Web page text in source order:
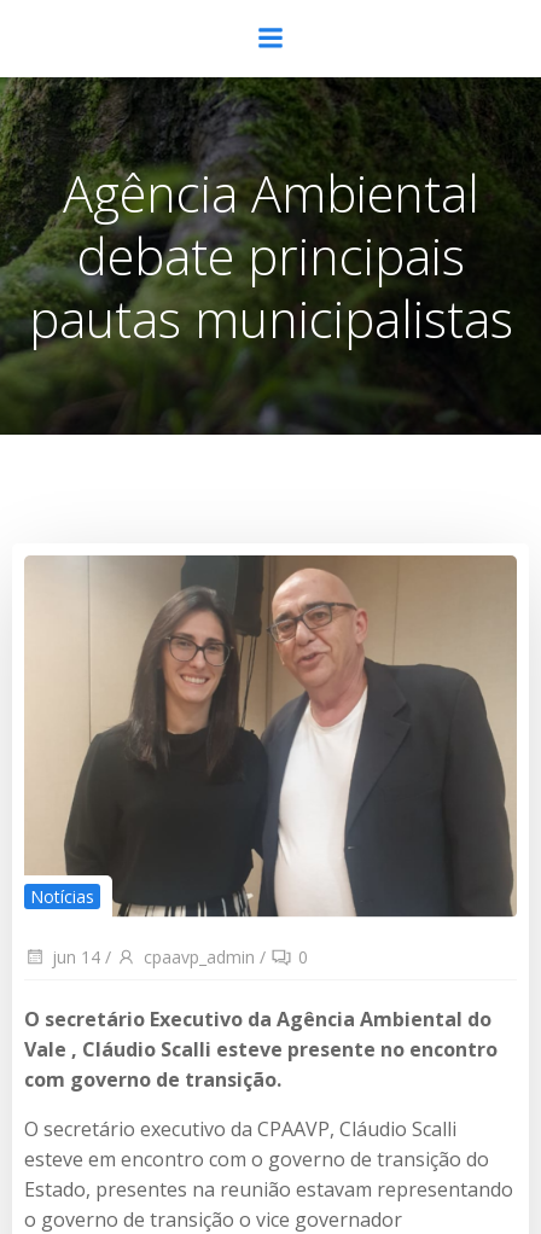
para
o
conteúdo
Agência Ambiental
debate principais
pautas municipalistas
Notícias
jun 14 / cpaavp_admin / 0
O secretário Executivo da Agência Ambiental do
Vale , Cláudio Scalli esteve presente no encontro
com governo de transição.
O secretário executivo da CPAAVP, Cláudio Scalli
esteve em encontro com o governo de transição do
Estado, presentes na reunião estavam representando
o governo de transição o vice governador